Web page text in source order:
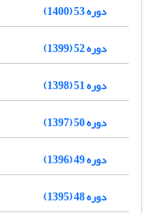
دوره 53 (1400)
دوره 52 (1399)
دوره 51 (1398)
دوره 50 (1397)
دوره 49 (1396)
دوره 48 (1395)